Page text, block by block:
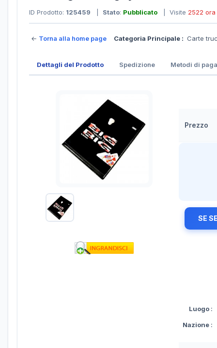
ID Prodotto: 125459 Stato: Pubblicato | Visite 2522 ora
← Torna alla home page Categoria Principale : Carte
Dettagli del Prodotto Spedizione Metodi di
Prezzo
SE
Luogo :
Nazione :